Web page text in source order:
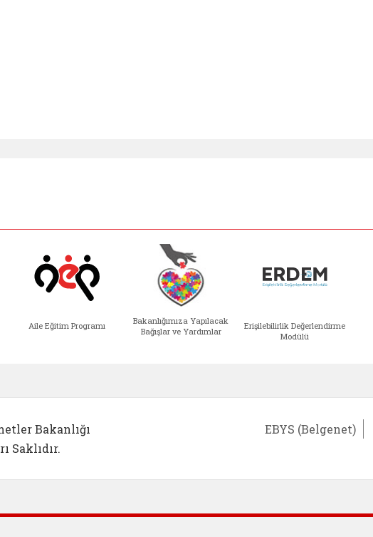
Aile Eğitim Programı
Bakanlığımıza Yapılacak
Bağışlar ve Yardımlar
Erişilebilirlik Değerlendirme
Modülü
Bakanlığı
Saklıdır.
EBYS (Belgenet)